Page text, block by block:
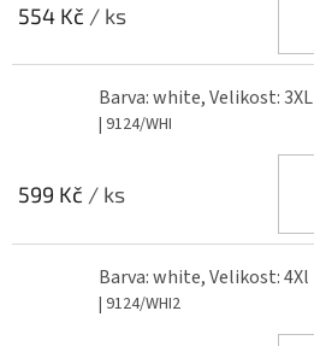
554 Kč / ks
Barva: white, Velikost: 3XL
| 9124/WHI
599 Kč / ks
Barva: white, Velikost: 4Xl
| 9124/WHI2